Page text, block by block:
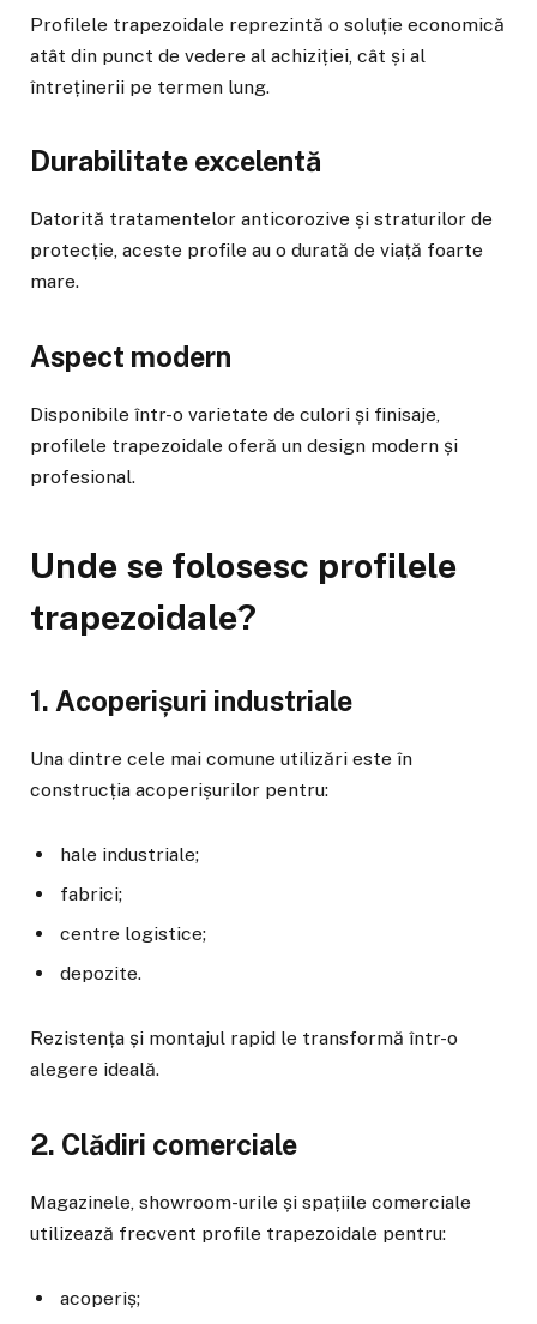
Profilele trapezoidale reprezintă o soluție economică
atât din punct de vedere al achiziției, cât și al
întreținerii pe termen lung.
Durabilitate excelentă
Datorită tratamentelor anticorozive și straturilor de
protecție, aceste profile au o durată de viață foarte
mare.
Aspect modern
Disponibile într-o varietate de culori și finisaje,
profilele trapezoidale oferă un design modern și
profesional.
Unde se folosesc profilele
trapezoidale?
1. Acoperișuri industriale
Una dintre cele mai comune utilizări este în
construcția acoperișurilor pentru:
hale industriale;
fabrici;
centre logistice;
depozite.
Rezistența și montajul rapid le transformă într-o
alegere ideală.
2. Clădiri comerciale
Magazinele, showroom-urile și spațiile comerciale
utilizează frecvent profile trapezoidale pentru:
acoperiș;